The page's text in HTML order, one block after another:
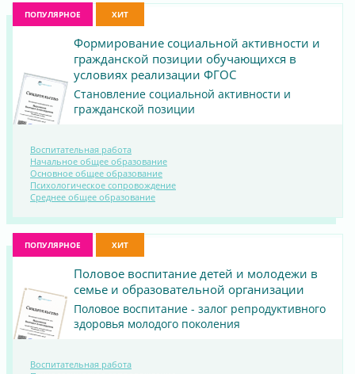
ПОПУЛЯРНОЕ ХИТ
ПОСМОТРЕТЬ
МАТЕРИАЛ
Формирование социальной активности и
гражданской позиции обучающихся в
условиях реализации ФГОС
Становление социальной активности и
гражданской позиции
Воспитательная работа
Начальное общее образование
Основное общее образование
Психологическое сопровождение
Среднее общее образование
ПОПУЛЯРНОЕ ХИТ
Половое воспитание детей и молодежи в
семье и образовательной организации
Половое воспитание - залог репродуктивного
здоровья молодого поколения
Воспитательная работа